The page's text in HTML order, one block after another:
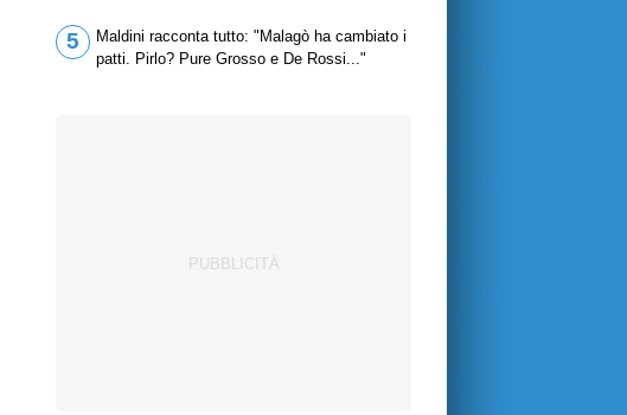
5
Maldini racconta tutto: "Malagò ha cambiato i
patti. Pirlo? Pure Grosso e De Rossi..."